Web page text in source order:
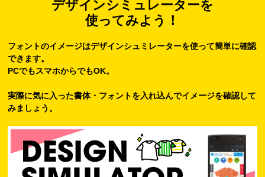
デザインシミュレーターを
使ってみよう！
フォントのイメージはデザインシュミレーターを使って簡単に確認
できます。
PCでもスマホからでもOK。
実際に気に入った書体・フォントを入れ込んでイメージを確認して
みましょう。